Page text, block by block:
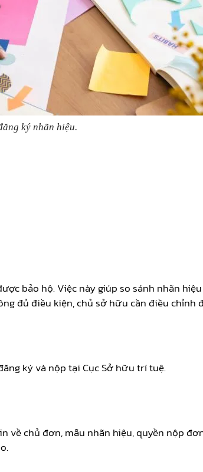
ký nhãn hiệu.
bảo hộ. Việc này giúp so sánh nhãn
đủ điều kiện, chủ sở hữu cần điều chỉnh
ký và nộp tại Cục Sở hữu trí tuệ.
chủ đơn, mẫu nhãn hiệu, quyền nộp